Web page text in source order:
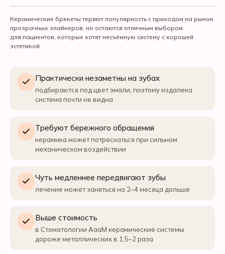
Керамические брекеты теряют популярность с приходом на рынок
прозрачных элайнеров, но остаются отличным выбором
для пациентов, которые хотят несъёмную систему с хорошей
эстетикой.
Практически незаметны на зубах
подбираются под цвет эмали, поэтому издалека
система почти не видна
Требуют бережного обращения
керамика может потрескаться при сильном
механическом воздействии
Чуть медленнее передвигают зубы
лечение может заняться на 2–4 месяца дольше
Выше стоимость
в Стоматологии АааМ керамические системы
дороже металлических в 1,5–2 раза